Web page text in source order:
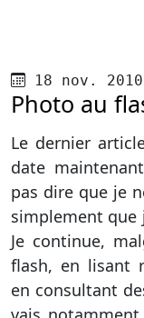
Publié le
18 nov. 2010
Photo au
Le dernier
date
pas dire que je
simplement que
Je continue,
flash, en lisant
en consultant